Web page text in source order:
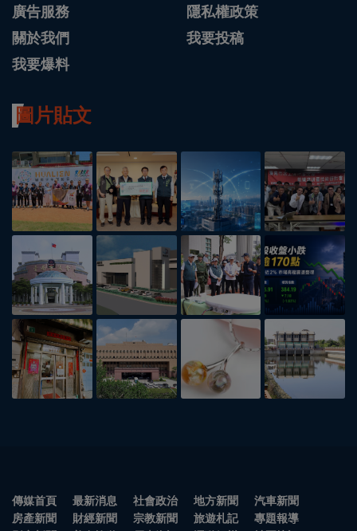
廣告服務
隱私權政策
關於我們
我要投稿
我要爆料
圖片貼文
傳媒首頁 最新消息 社會政治 地方新聞
汽車新聞
房產新聞
財經新聞 宗教新聞 旅遊札記
專題報導